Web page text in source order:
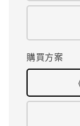
購買方案